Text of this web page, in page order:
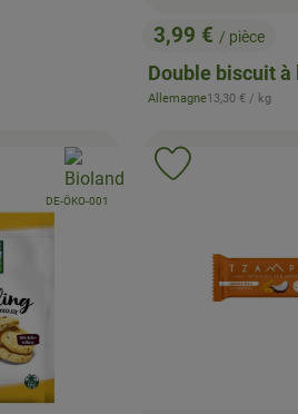
, Prix:
3,99 € / pièce
Double biscuit à
, Origine:
Allemagne, Prix de
13,30 € / kg
, Association:
, Autorité de contrôle:
DE-ÖKO-001
aux favoris